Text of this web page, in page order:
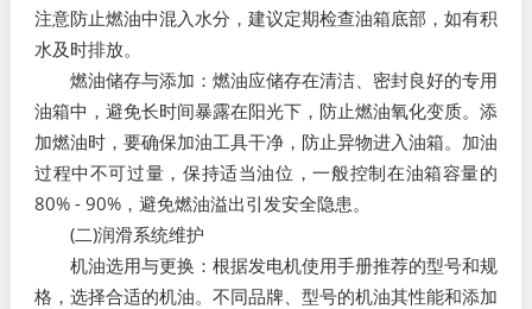
注意防止燃油中混入水分，建议定期检查油箱底部，如有积
水及时排放。​
燃油储存与添加：燃油应储存在清洁、密封良好的专用
油箱中，避免长时间暴露在阳光下，防止燃油氧化变质。添
加燃油时，要确保加油工具干净，防止异物进入油箱。加油
过程中不可过量，保持适当油位，一般控制在油箱容量的
80% - 90%，避免燃油溢出引发安全隐患。​
(二)润滑系统维护​
机油选用与更换：根据发电机使用手册推荐的型号和规
格，选择合适的机油。不同品牌、型号的机油其性能和添加